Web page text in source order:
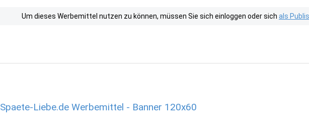
Um dieses Werbemittel nutzen zu können, müssen Sie sich einloggen oder sich als
Spaete-Liebe.de Werbemittel - Banner 120x60